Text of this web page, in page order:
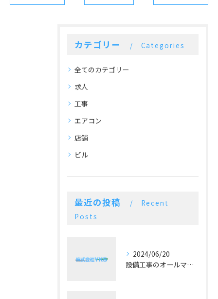
カテゴリー Categories
全てのカテゴリー
求人
工事
エアコン
店舗
ビル
最近の投稿
Recent
Posts
2024/06/20
設備工事のオールマイティー！施工実績豊富な空調設備業